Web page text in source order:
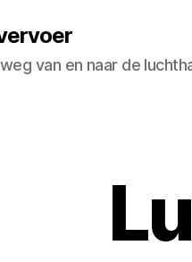
van en naar de